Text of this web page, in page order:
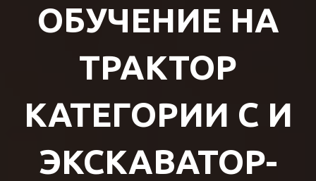
ОБУЧЕНИЕ НА
ТРАКТОР
КАТЕГОРИИ C И
ЭКСКАВАТОР-